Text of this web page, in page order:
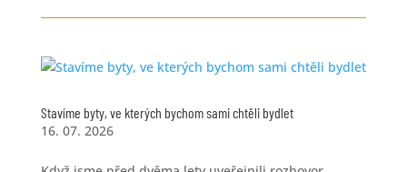
Stavíme byty, ve kterých bychom sami chtěli bydlet
16. 07. 2026